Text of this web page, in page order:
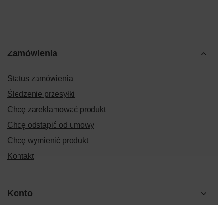
Zamówienia
Status zamówienia
Śledzenie przesyłki
Chcę zareklamować produkt
Chcę odstąpić od umowy
Chcę wymienić produkt
Kontakt
Konto